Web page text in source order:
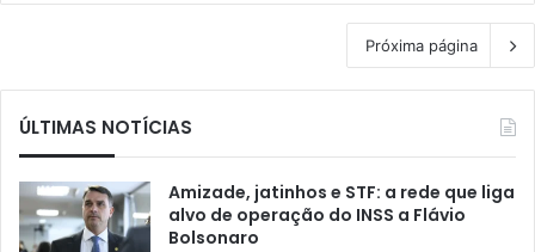
Próxima página
ÚLTIMAS NOTÍCIAS
Amizade, jatinhos e STF: a rede que liga
alvo de operação do INSS a Flávio
Bolsonaro